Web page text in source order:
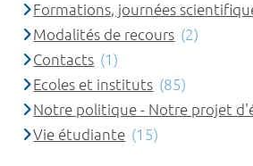
Formations, journées
Modalités de recours (2)
Contacts (1)
Ecoles et instituts (85)
Notre politique - Notre projet
Vie étudiante (15)